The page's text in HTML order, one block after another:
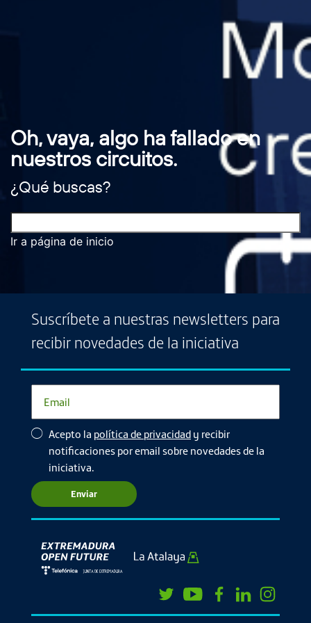
Oh, vaya, algo ha fallado en
nuestros circuitos.
¿Qué buscas?
Ir a página de inicio
Suscríbete a nuestras newsletters para
recibir novedades de la iniciativa
Acepto la política de privacidad y recibir
notificaciones por email sobre novedades de la
iniciativa.
Enviar